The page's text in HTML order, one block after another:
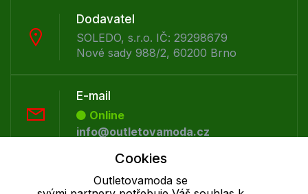
Dodavatel
SOLEDO, s.r.o. IČ: 29298679
Nové sady 988/2, 60200 Brno
E-mail
Online
info@outletovamoda.cz
Telefon :
Cookies
Outletovamoda se